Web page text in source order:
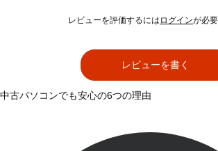
レビューを評価するには ログインが必要
レビューを書く
中古パソコンでも安心の6つの理由